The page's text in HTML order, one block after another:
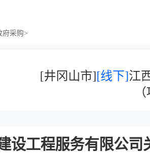
府采购>
[井冈山市][线下]江
设工程服务有限公